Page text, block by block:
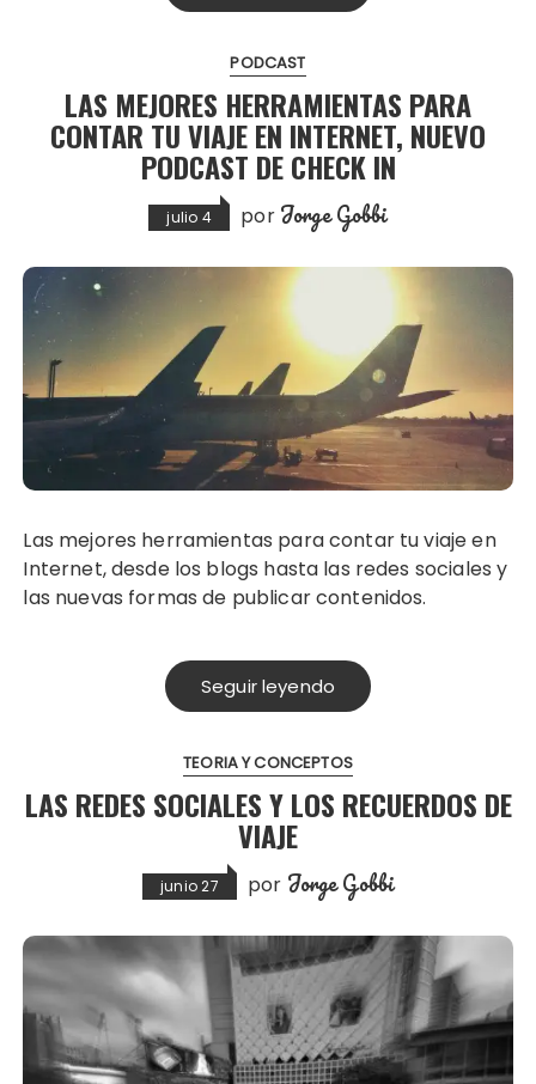
PODCAST
LAS MEJORES HERRAMIENTAS PARA
CONTAR TU VIAJE EN INTERNET, NUEVO
PODCAST DE CHECK IN
julio 4 por Jorge Gobbi
Las mejores herramientas para contar tu viaje en
Internet, desde los blogs hasta las redes sociales y
las nuevas formas de publicar contenidos.
Seguir leyendo
TEORIA Y CONCEPTOS
LAS REDES SOCIALES Y LOS RECUERDOS DE
VIAJE
junio 27 por Jorge Gobbi